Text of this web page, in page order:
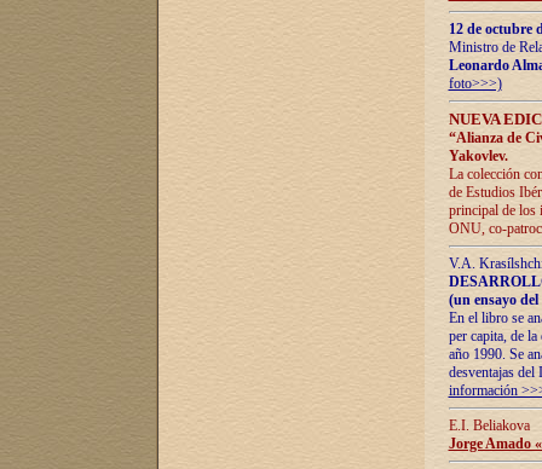
12 de octubre
Ministro de
Leonardo
foto>>>)
NUEVA
“Alianza de
Yakovlev.
La colección
de Estudios
principal de los
ONU, co-
V.A.
(un ensayo
En el libro se
per capita, de
año 1990. Se
desventajas
información
E.I. Beliakova
Jorge Amado